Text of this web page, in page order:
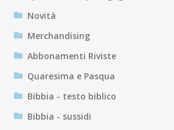
Novità
Merchandising
Abbonamenti Riviste
Quaresima e Pasqua
Bibbia - testo biblico
Bibbia - sussidi